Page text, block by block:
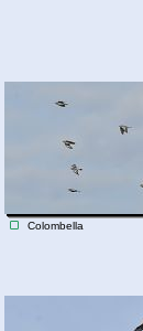
Colombella